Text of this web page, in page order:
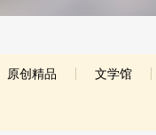
原创精品 文学馆